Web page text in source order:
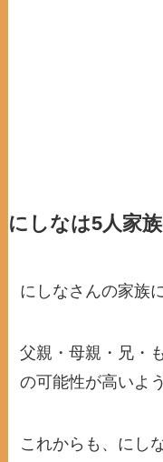
にしなは5人家
にしなさんの家族
父親・母親・兄・
の可能性が高いよ
これからも、にし